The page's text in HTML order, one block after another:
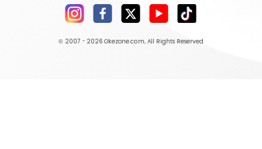
© 2007 - 2026 Okezone.com, All Rights Reserved